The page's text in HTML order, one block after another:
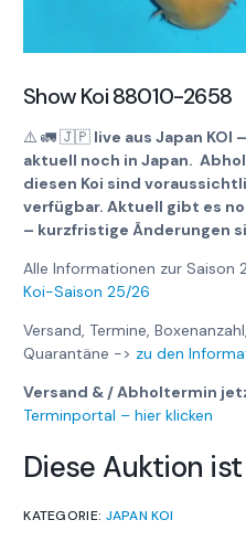
Show Koi 88010-2658
⚠️ 🚛🇯🇵 live aus Japan KOI
aktuell noch in Japan.
diesen Koi sind
verfügbar. Aktuell gibt es
– kurzfristige Änderungen
Alle Informationen zur Saison
Koi-Saison 25/26
Versand, Termine,
Quarantäne -> zu den
Versand & / Abholtermin
Terminportal – hier klicken
Diese Auktion
KATEGORIE: JAPAN KOI